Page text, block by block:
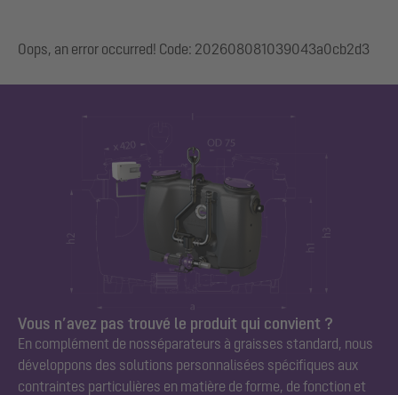
Oops, an error occurred! Code: 202608081039043a0cb2d3
Vous n’avez pas trouvé le produit qui convient ?
En complément de nosséparateurs à graisses standard, nous
développons des solutions personnalisées spécifiques aux
contraintes particulières en matière de forme, de fonction et